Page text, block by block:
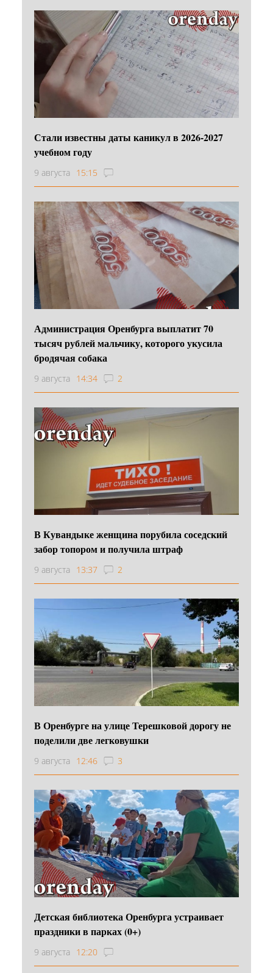
Стали известны даты каникул в 2026-2027
учебном году
9 августа 15:15
Администрация Оренбурга выплатит 70
тысяч рублей мальчику, которого укусила
бродячая собака
9 августа 14:34 2
В Кувандыке женщина порубила соседский
забор топором и получила штраф
9 августа 13:37 2
В Оренбурге на улице Терешковой дорогу не
поделили две легковушки
9 августа 12:46 3
Детская библиотека Оренбурга устраивает
праздники в парках (0+)
9 августа 12:20